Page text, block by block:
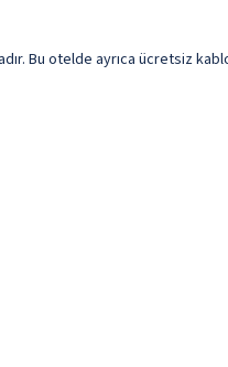
Bu otelde ayrıca ücretsiz